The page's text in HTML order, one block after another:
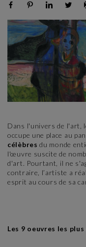
Dans l'univers de l'art,
occupe une place au
célèbres du monde
l'œuvre suscite de
d'art. Pourtant, il ne
contraire, l’artiste a
esprit au cours de sa
Les 9 oeuvres les